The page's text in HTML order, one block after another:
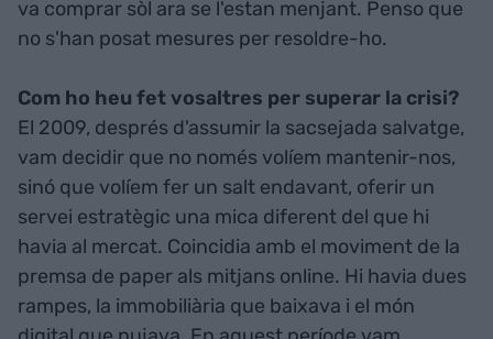
va comprar sòl ara se l'estan menjant. Penso que
no s'han posat mesures per resoldre-ho.
Com ho heu fet vosaltres per superar la crisi?
El 2009, després d'assumir la sacsejada salvatge,
vam decidir que no només volíem mantenir-nos,
sinó que volíem fer un salt endavant, oferir un
servei estratègic una mica diferent del que hi
havia al mercat. Coincidia amb el moviment de la
premsa de paper als mitjans online. Hi havia dues
rampes, la immobiliària que baixava i el món